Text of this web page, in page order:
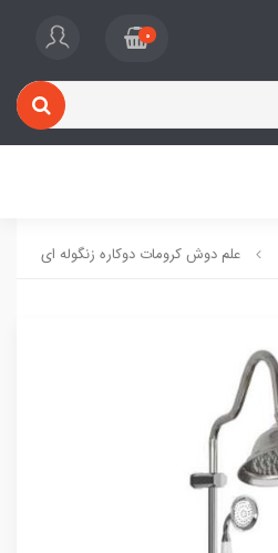
0
علم دوش کرومات دوکاره زنگوله ای